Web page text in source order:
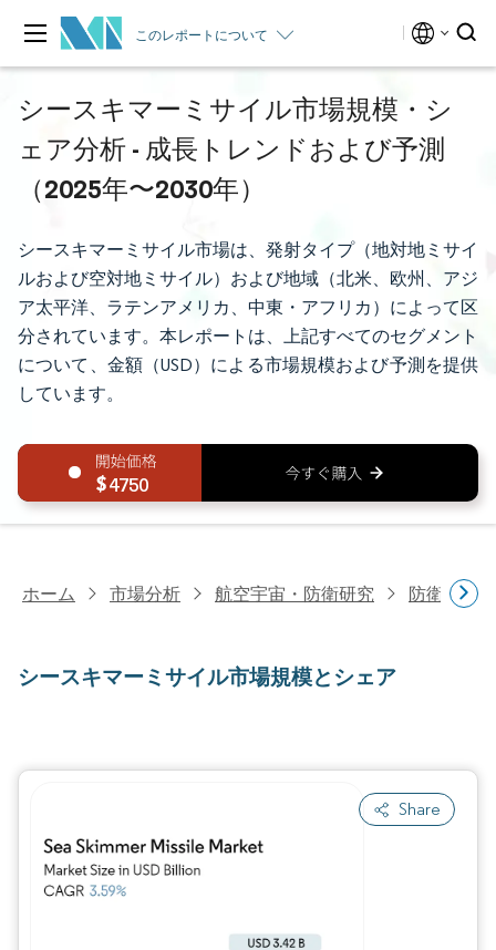
このレポートについて
シースキマーミサイル市場規模・シ
ェア分析 - 成長トレンドおよび予測
（2025年〜2030年）
シースキマーミサイル市場は、発射タイプ（地対地ミサイ
ルおよび空対地ミサイル）および地域（北米、欧州、アジ
ア太平洋、ラテンアメリカ、中東・アフリカ）によって区
分されています。本レポートは、上記すべてのセグメント
について、金額（USD）による市場規模および予測を提供
しています。
4750
ホーム 市場分析 航空宇宙・防衛研究 防衛研究
シースキマーミサイル市場規模とシェア
Share